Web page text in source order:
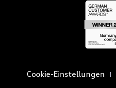
Cookie-Einstellungen